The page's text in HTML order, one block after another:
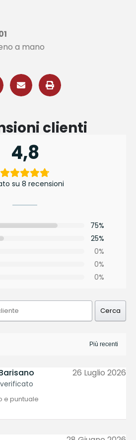
a mano
clienti
4,8
su 8 recensioni
75%
25%
0%
0%
0%
Cerca
26 Luglio 2026
e puntuale